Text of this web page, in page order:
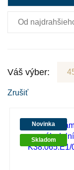
Od
Váš výber:
Zrušiť
Novinka
Skladom